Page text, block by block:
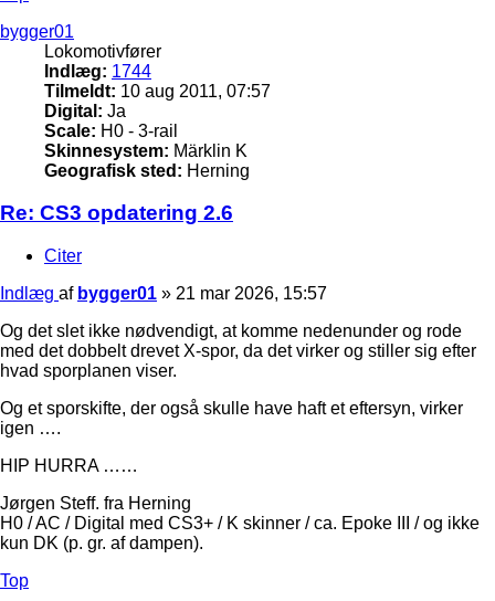
bygger01
Lokomotivfører
Indlæg: 1744
Tilmeldt: 10 aug 2011, 07:57
Digital: Ja
Scale: H0 - 3-rail
Skinnesystem: Märklin K
Geografisk sted: Herning
Re: CS3 opdatering 2.6
Citer
Indlæg af bygger01 » 21 mar 2026, 15:57
Og det slet ikke nødvendigt, at komme nedenunder og rode
med det dobbelt drevet X-spor, da det virker og stiller sig efter
hvad sporplanen viser.
Og et sporskifte, der også skulle have haft et eftersyn, virker
igen ….
HIP HURRA ……
Jørgen Steff. fra Herning
H0 / AC / Digital med CS3+ / K skinner / ca. Epoke III / og ikke
kun DK (p. gr. af dampen).
Top